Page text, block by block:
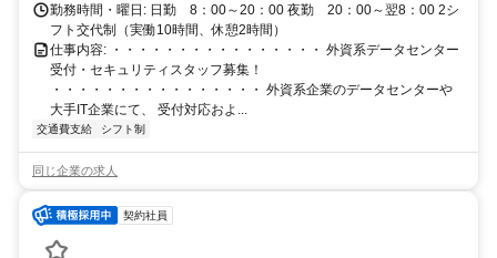
勤務時間・曜日: 日勤 8：00～20：00 夜勤 20：00～翌8：00 2シ
フト交代制（実働10時間、休憩2時間）
仕事内容: ・・・・・・・・・・・・・・・・ 外資系データセンター
受付・セキュリティスタッフ募集！
・・・・・・・・・・・・・・・・ 外資系企業のデータセンターや
大手IT企業にて、 受付対応およ...
交通費支給 シフト制
同じ企業の求人
契約社員